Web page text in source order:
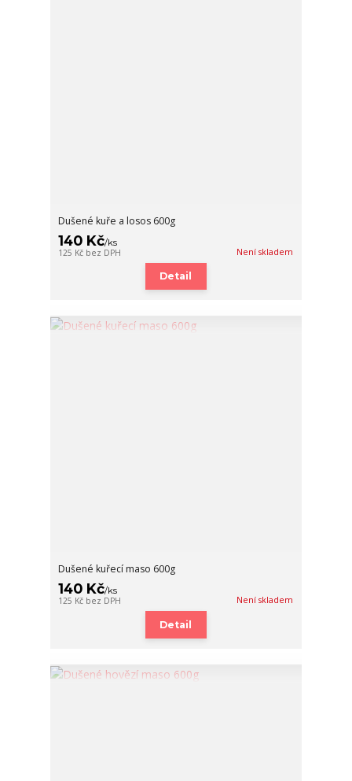
Dušené kuře a losos 600g
140 Kč/ks
125 Kč bez DPH Není skladem
Detail
Dušené kuřecí maso 600g
140 Kč/ks
125 Kč bez DPH Není skladem
Detail